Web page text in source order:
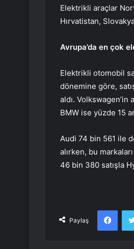
Elektrikli araçlar
Hırvatistan,
Avrupa’da en çok
Elektrikli otomobil
dönemine göre,
aldı.
BMW ise yüzde 15
Audi 74 bin 561 ile
alırken, bu
46 bin 380 satışla
Paylaş